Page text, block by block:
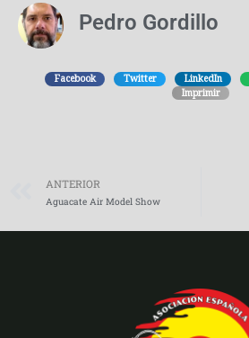
Pedro Gordillo
Facebook Twitter LinkedIn
Imprimir
Prev
ANTERIOR
Aguacate Air Model Show